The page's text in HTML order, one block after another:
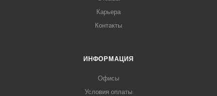
Карьера
Контакты
ИНФОРМАЦИЯ
Офисы
Условия оплаты